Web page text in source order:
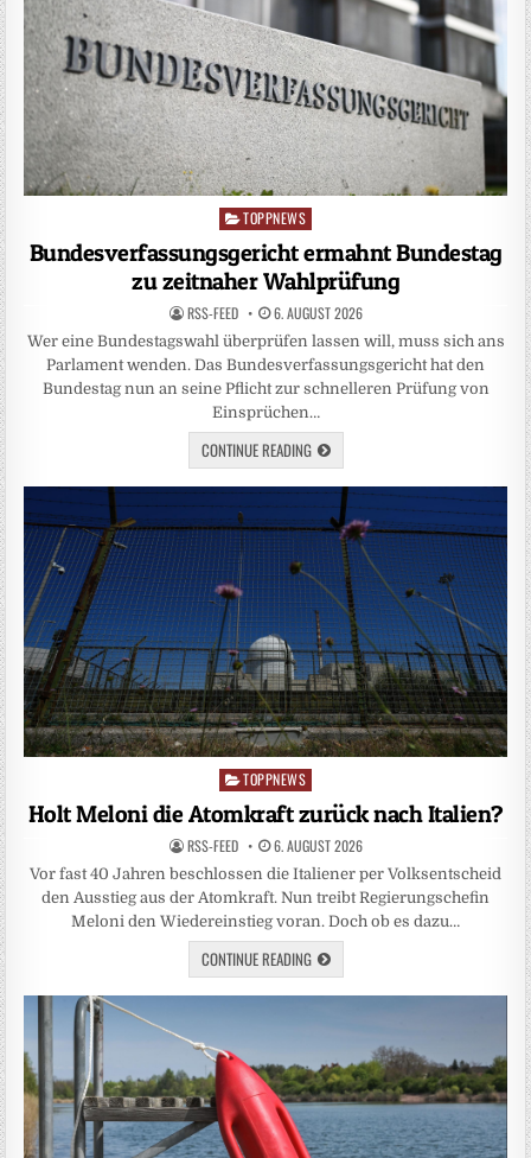
Posted
TOPPNEWS
Bundesverfassungsgericht ermahnt Bundestag
zu zeitnaher Wahlprüfung
RSS-FEED 6. AUGUST 2026
Wer eine Bundestagswahl überprüfen lassen will, muss sich ans
Parlament wenden. Das Bundesverfassungsgericht hat den
Bundestag nun an seine Pflicht zur schnelleren Prüfung von
Einsprüchen…
CONTINUE READING
Posted
TOPPNEWS
Holt Meloni die Atomkraft zurück nach Italien?
RSS-FEED 6. AUGUST 2026
Vor fast 40 Jahren beschlossen die Italiener per Volksentscheid
den Ausstieg aus der Atomkraft. Nun treibt Regierungschefin
Meloni den Wiedereinstieg voran. Doch ob es dazu…
CONTINUE READING